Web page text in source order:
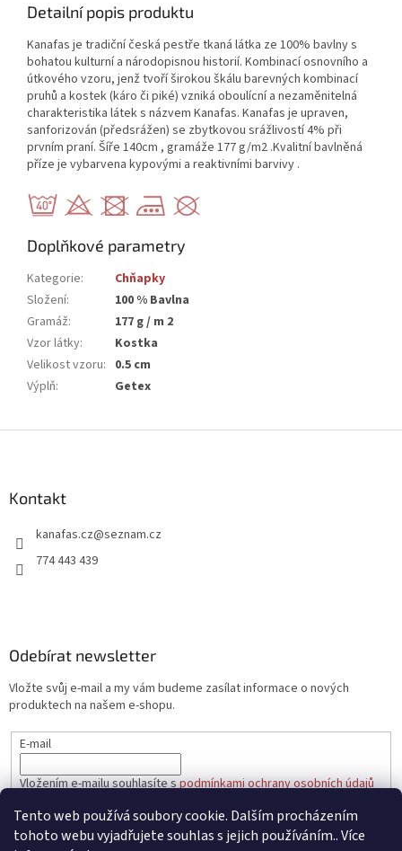
Tento web používá soubory cookie. Dalším procházením
tohoto webu vyjadřujete souhlas s jejich používáním.. Více
Detailní popis produktu
Kanafas je tradiční česká pestře tkaná látka ze 100% bavlny s
bohatou kulturní a národopisnou historií. Kombinací osnovního a
útkového vzoru, jenž tvoří širokou škálu barevných kombinací
pruhů a kostek (káro či piké) vzniká oboulícní a nezaměnitelná
charakteristika látek s názvem Kanafas. Kanafas je upraven,
sanforizován (předsrážen) se zbytkovou srážlivostí 4% při
prvním praní. Šíře 140cm , gramáže 177 g/m2 .Kvalitní bavlněná
příze je vybarvena kypovými a reaktivními barvivy .
Doplňkové parametry
Kategorie:
Chňapky
Složení:
100 % Bavlna
Gramáž:
177 g / m 2
Vzor látky:
Kostka
Velikost vzoru: 0.5 cm
Výplň: Getex
Kontakt
kanafas.cz@seznam.cz
774 443 439
Odebírat newsletter
Vložte svůj e-mail a my vám budeme zasílat informace o nových
produktech na našem e-shopu.
E-mail
Vložením e-mailu souhlasíte spodmínkami ochrany osobních údajů
PŘIHLÁSIT SE